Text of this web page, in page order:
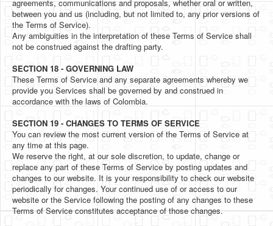
agreements, communications and proposals, whether oral or written,
between you and us (including, but not limited to, any prior versions of
the Terms of Service).
Any ambiguities in the interpretation of these Terms of Service shall
not be construed against the drafting party.
SECTION 18 - GOVERNING LAW
These Terms of Service and any separate agreements whereby we
provide you Services shall be governed by and construed in
accordance with the laws of Colombia.
SECTION 19 - CHANGES TO TERMS OF SERVICE
You can review the most current version of the Terms of Service at
any time at this page.
We reserve the right, at our sole discretion, to update, change or
replace any part of these Terms of Service by posting updates and
changes to our website. It is your responsibility to check our website
periodically for changes. Your continued use of or access to our
website or the Service following the posting of any changes to these
Terms of Service constitutes acceptance of those changes.